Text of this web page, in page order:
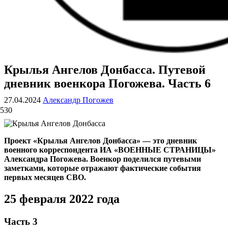
ВОЕННЫЕ СТРАНИЦЫ
СТАТЬИ ВОЕННОЙ ТЕМАТИКИ
Крылья Ангелов Донбасса. Путевой
дневник военкора Погожева. Часть 6
27.04.2024 Александр Погожев
530
Проект «Крылья Ангелов Донбасса» — это дневник
военного корреспондента ИА «ВОЕННЫЕ СТРАНИЦЫ»
Александра Погожева. Военкор поделился путевыми
заметками, которые отражают фактические события
первых месяцев СВО.
25 февраля 2022 года
Часть 3